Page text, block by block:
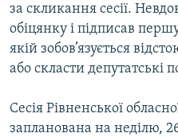
за скликання сесії.
обіцянку і підписав
якій зобов’язується
або скласти депутатські
Сесія Рівненської
запланована на неділю,